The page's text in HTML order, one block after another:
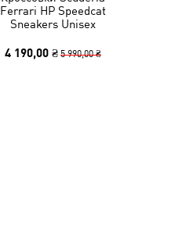
Ferrari HP Speedcat
Sneakers Unisex
4 190,00 ₴ 5 990,00 ₴